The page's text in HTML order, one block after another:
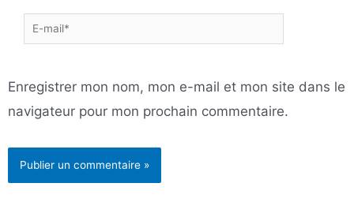
E-
mail*
Enregistrer mon nom, mon e-mail et mon site dans le
navigateur pour mon prochain commentaire.